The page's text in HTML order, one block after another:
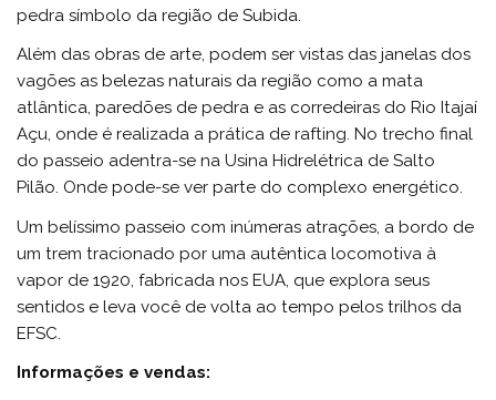
pedra símbolo da região de Subida.
Além das obras de arte, podem ser vistas das janelas dos
vagões as belezas naturais da região como a mata
atlântica, paredões de pedra e as corredeiras do Rio Itajaí
Açu, onde é realizada a prática de rafting. No trecho final
do passeio adentra-se na Usina Hidrelétrica de Salto
Pilão. Onde pode-se ver parte do complexo energético.
Um belíssimo passeio com inúmeras atrações, a bordo de
um trem tracionado por uma autêntica locomotiva à
vapor de 1920, fabricada nos EUA, que explora seus
sentidos e leva você de volta ao tempo pelos trilhos da
EFSC.
Informações e vendas: